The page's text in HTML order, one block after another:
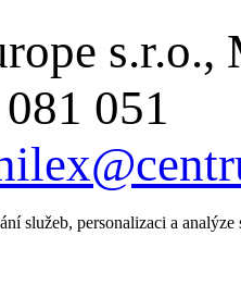
s.r.o.,
051
služeb, personalizaci a